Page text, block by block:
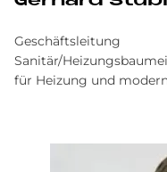
Geschäftsleitung
Sanitär/
für Heizung und